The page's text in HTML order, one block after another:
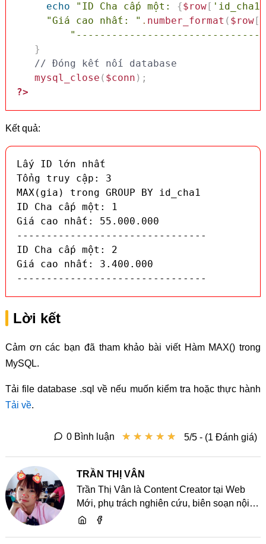
echo
"ID Cha cấp một: {$row[ 'id_cha1'
"Giá cao nhất: " . number_format ( $row[
"--------------------------------
}
// Đóng kết nối database
mysql_close ( $conn ) ;
?>
Kết quả:
Lấy ID lớn nhất
Tổng truy cập: 3
MAX(gia) trong GROUP BY id_cha1
ID Cha cấp một: 1
Giá cao nhất: 55.000.000
--------------------------------
ID Cha cấp một: 2
Giá cao nhất: 3.400.000
--------------------------------
Lời kết
Cảm ơn các bạn đã tham khảo bài viết Hàm MAX() trong
MySQL.
Tải file database .sql về nếu muốn kiểm tra hoặc thực hành
Tải về.
★ ★ ★ ★ ★
★ ★ ★ ★ ★ 5/5 - (1 Đánh giá)
0 Bình luận
TRẦN THỊ VÂN
Trần Thị Vân là Content Creator tại Web
Mới, phụ trách nghiên cứu, biên soạn nội
dung và chia sẻ kiến thức về website, SEO,